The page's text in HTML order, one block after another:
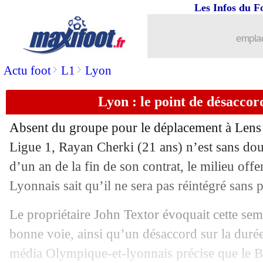
Actu foot> L1 > Lyon
Les Infos du
Lyon : le point de
Absent du groupe pour le déplacement à
Ligue 1, Rayan Cherki (21 ans) n’est sans
d’un an de la fin de son contrat, le milieu
Lyonnais sait qu’il ne sera pas réintégré sans
Le propriétaire John Textor évoquait cette
bonne voie, ainsi qu’un désaccord sur la
média Olympique-et-lyonnais précise que le
: Arsenal s'offre le derby contre
15/09 Ita.: l'Atalanta retourne la Fiorentina
: Rennes 3-0 Montpellier (fini)
15/09 Real: gros coup dur pour Brahim
15/09 L1: Nantes-Reims, les compos
15/09 L1 : Toulouse-Le Havre, les compos
15/09 L1: Strasbourg-Angers, les compos
Lens : Still regrette son "image